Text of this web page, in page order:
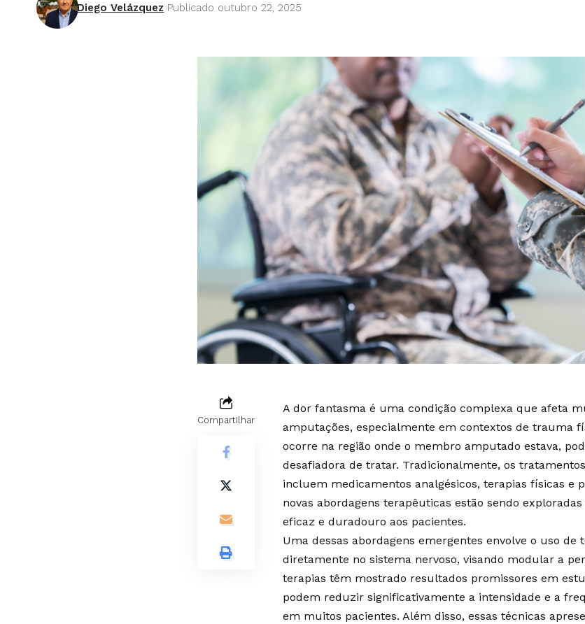
Diego Velázquez Publicado outubro 22, 2025
Compartilhar
A dor fantasma é uma condição complexa que afeta
amputações, especialmente em contextos de trauma
ocorre na região onde o membro amputado estava,
desafiadora de tratar. Tradicionalmente, os
incluem medicamentos analgésicos, terapias físicas e
novas abordagens terapêuticas estão sendo
eficaz e duradouro aos pacientes.
Uma dessas abordagens emergentes envolve o uso de
diretamente no sistema nervoso, visando modular a
terapias têm mostrado resultados promissores em
podem reduzir significativamente a intensidade e a
em muitos pacientes. Além disso, essas técnicas